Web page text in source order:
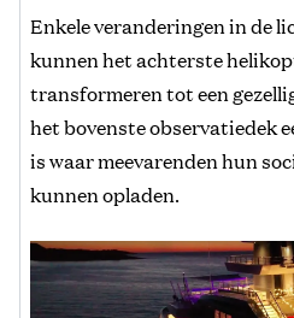
Enkele veranderingen in de
kunnen het achterste
transformeren tot een
het bovenste observatiedek
is waar meevarenden hun
kunnen opladen.